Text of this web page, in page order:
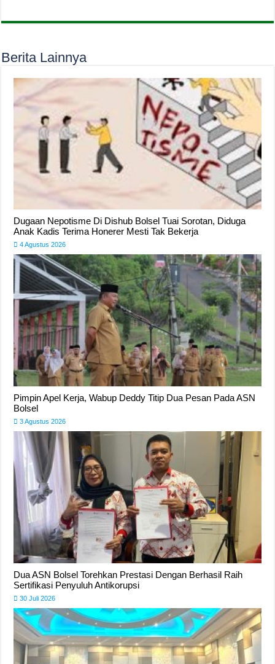
Berita Lainnya
Dugaan Nepotisme Di Dishub Bolsel Tuai Sorotan, Diduga
Anak Kadis Terima Honerer Mesti Tak Bekerja
4 Agustus 2026
Pimpin Apel Kerja, Wabup Deddy Titip Dua Pesan Pada ASN
Bolsel
3 Agustus 2026
Dua ASN Bolsel Torehkan Prestasi Dengan Berhasil Raih
Sertifikasi Penyuluh Antikorupsi
30 Juli 2026